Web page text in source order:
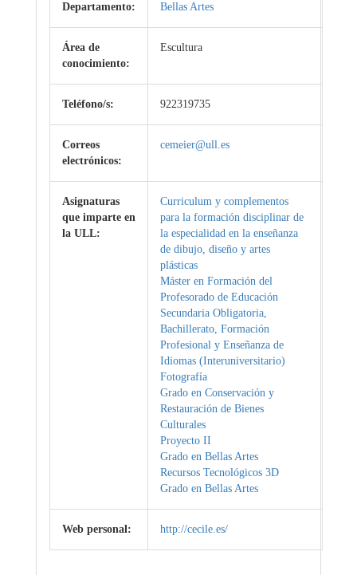
Departamento: Bellas Artes
Área de
conocimiento:
Escultura
Teléfono/s: 922319735
Correos
electrónicos:
cemeier@ull.es
Asignaturas
que imparte en
la ULL:
Curriculum y complementos
para la formación disciplinar de
la especialidad en la enseñanza
de dibujo, diseño y artes
plásticas
Máster en Formación del
Profesorado de Educación
Secundaria Obligatoria,
Bachillerato, Formación
Profesional y Enseñanza de
Idiomas (Interuniversitario)
Fotografía
Grado en Conservación y
Restauración de Bienes
Culturales
Proyecto II
Grado en Bellas Artes
Recursos Tecnológicos 3D
Grado en Bellas Artes
Web personal: http://cecile.es/